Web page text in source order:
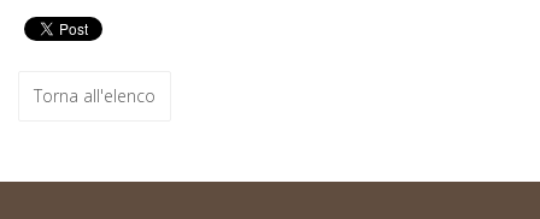
Torna all'elenco